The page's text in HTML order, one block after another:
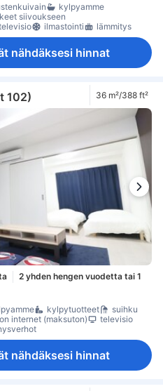
kylpyamme
siivoukseen
ilmastointi lämmitys
nähdäksesi hinnat
102) 36 m²/388 ft²
2 yhden hengen vuodetta tai 1
kylpytuotteet
suihku
internet (maksuton)
televisio
nähdäksesi hinnat